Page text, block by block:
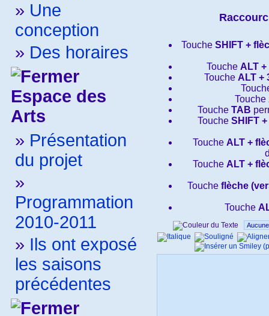
» Une
conception
» Des horaires
Espace des
Arts
» Présentation
du projet
»
Programmation
2010-2011
» Ils ont exposé
les saisons
précédentes
Touche SHIFT +
Touche ALT +
Touche ALT +
Touche
Touche TAB
Touche SHIFT
Touche ALT +
Touche ALT +
Touche flèche
Touche